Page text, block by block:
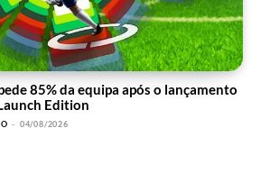
85% da equipa após o lançamento
Edition
- 04/08/2026